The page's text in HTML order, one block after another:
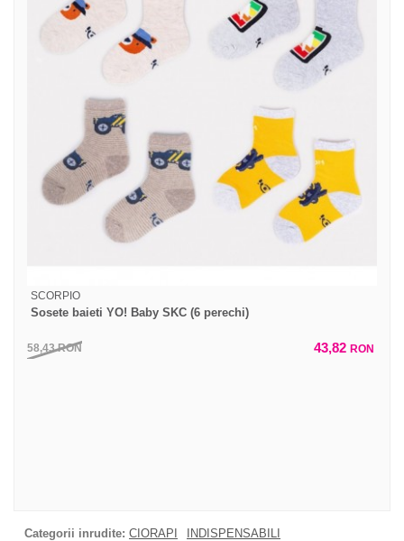
SCORPIO
Sosete baieti YO! Baby SKC (6 perechi)
58,43RON 43,82 RON
Categorii inrudite: CIORAPI
INDISPENSABILI